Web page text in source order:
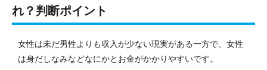
れ？判断ポイント
女性は未だ男性よりも収入が少ない現実がある一方で、女性
は身だしなみなどなにかとお金がかかりやすいです。